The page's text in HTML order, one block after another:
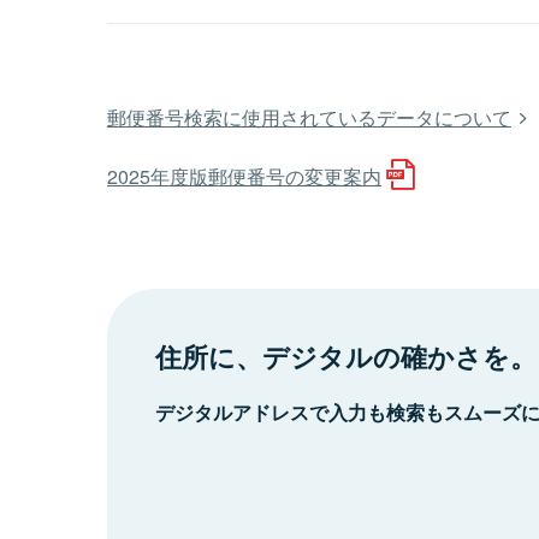
郵便番号検索に使用されているデータについて
2025年度版郵便番号の変更案内
住所に、デジタルの確かさを。
デジタルアドレスで入力も検索もスムーズ